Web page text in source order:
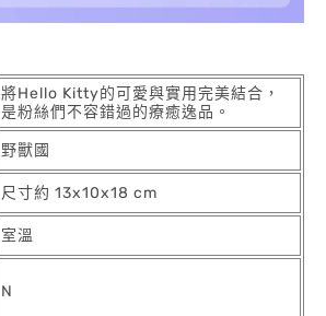
將Hello Kitty的可愛與實用完美結合，
是粉絲們不容錯過的療癒逸品。
野獸國
尺寸約 13x10x18 cm
室溫
N